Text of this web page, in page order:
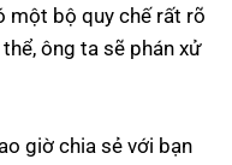
một bộ quy chế rất rõ
ông ta sẽ phán xử
giờ chia sẻ với bạn